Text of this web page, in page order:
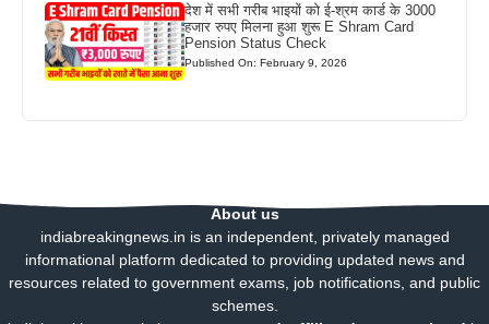
देश में सभी गरीब भाइयों को ई-श्रम कार्ड के 3000
हजार रुपए मिलना हुआ शुरू E Shram Card
Pension Status Check
Published On: February 9, 2026
About us
indiabreakingnews.in is an independent, privately managed
informational platform dedicated to providing updated news and
resources related to government exams, job notifications, and public
schemes.